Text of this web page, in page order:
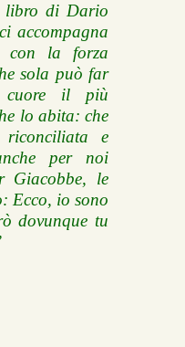
libro di Dario
accompagna
con la forza
sola può far
cuore il più
lo abita: che
e
per noi
Giacobbe, le
Ecco, io sono
dovunque tu